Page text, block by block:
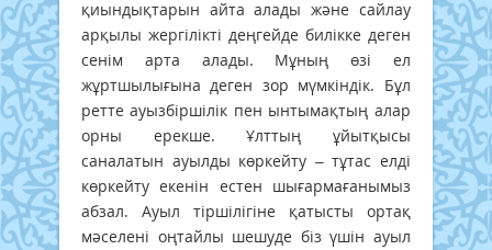
қиындықтарын айта алады және сайлау
арқылы жергілікті деңгейде билікке деген
сенім арта алады. Мұның өзі ел
жұртшылығына деген зор мүмкіндік. Бұл
ретте ауызбіршілік пен ынтымақтың алар
орны ерекше. Ұлттың ұйытқысы
саналатын ауылды көркейту – тұтас елді
көркейту екенін естен шығармағанымыз
абзал. Ауыл тіршілігіне қатысты ортақ
мәселені оңтайлы шешуде біз үшін ауыл